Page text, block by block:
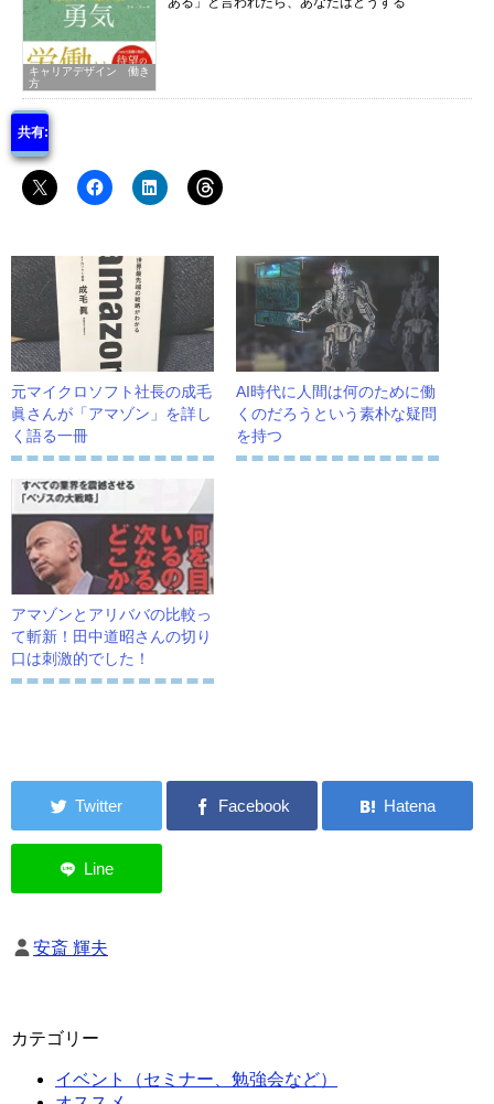
キャリアデザイン 働き
方
共有:
元マイクロソフト社長の成毛
眞さんが「アマゾン」を詳し
く語る一冊
AI時代に人間は何のために働
くのだろうという素朴な疑問
を持つ
アマゾンとアリババの比較っ
て斬新！田中道昭さんの切り
口は刺激的でした！
安斎 輝夫
カテゴリー
イベント（セミナー、勉強会など）